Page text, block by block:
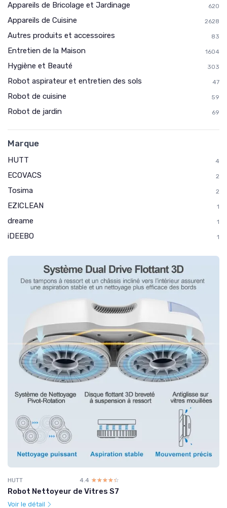
Appareils de Bricolage et Jardinage 620
Appareils de Cuisine 2628
Autres produits et accessoires 83
Entretien de la Maison 1604
Hygiène et Beauté 303
Robot aspirateur et entretien des sols 47
Robot de cuisine 59
Robot de jardin 69
Marque
HUTT 4
ECOVACS 2
Tosima 2
EZICLEAN 1
dreame 1
iDEEBO 1
HUTT 4.4 ☆☆☆☆☆
★★★★★
Robot Nettoyeur de Vitres S7
Voir le détail